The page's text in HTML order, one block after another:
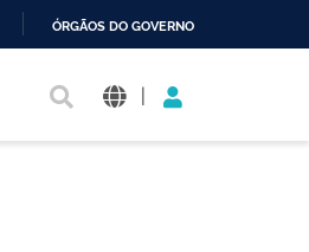
ÓRGÃOS DO GOVERNO
|